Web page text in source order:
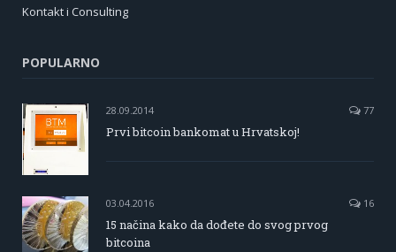
Kontakt i Consulting
POPULARNO
28.09.2014 77
Prvi bitcoin bankomat u Hrvatskoj!
03.04.2016 16
15 načina kako da dođete do svog prvog
bitcoina